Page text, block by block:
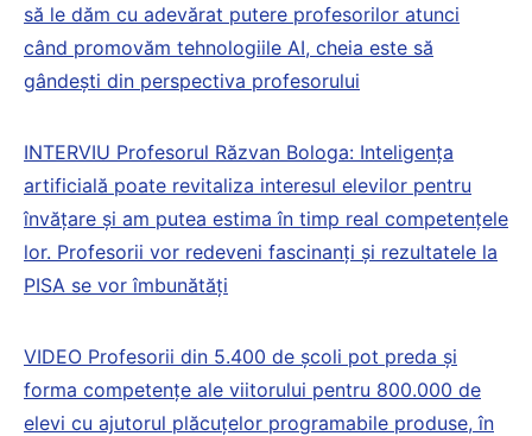
să le dăm cu adevărat putere profesorilor atunci
când promovăm tehnologiile AI, cheia este să
gândești din perspectiva profesorului
INTERVIU Profesorul Răzvan Bologa: Inteligența
artificială poate revitaliza interesul elevilor pentru
învățare și am putea estima în timp real competențele
lor. Profesorii vor redeveni fascinanți și rezultatele la
PISA se vor îmbunătăți
VIDEO Profesorii din 5.400 de școli pot preda și
forma competențe ale viitorului pentru 800.000 de
elevi cu ajutorul plăcuțelor programabile produse, în